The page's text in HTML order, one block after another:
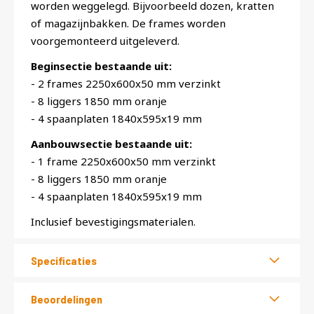
worden weggelegd. Bijvoorbeeld dozen, kratten
of magazijnbakken. De frames worden
voorgemonteerd uitgeleverd.
Beginsectie bestaande uit:
- 2 frames 2250x600x50 mm verzinkt
- 8 liggers 1850 mm oranje
- 4 spaanplaten 1840x595x19 mm
Aanbouwsectie bestaande uit:
- 1 frame 2250x600x50 mm verzinkt
- 8 liggers 1850 mm oranje
- 4 spaanplaten 1840x595x19 mm
Inclusief bevestigingsmaterialen.
Specificaties
Beoordelingen